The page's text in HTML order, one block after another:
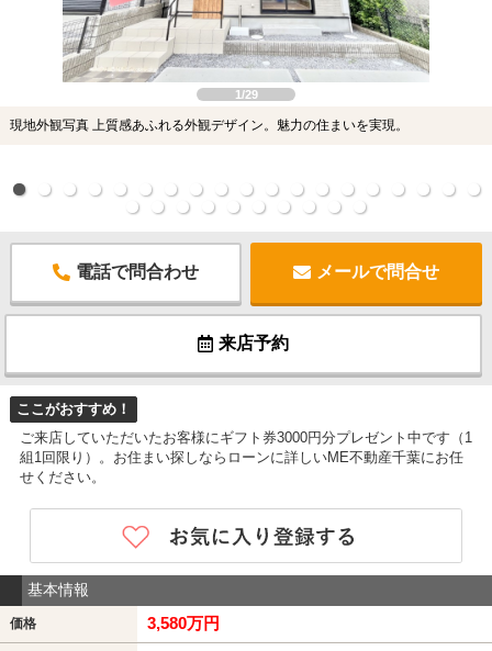
1/29
現地外観写真 上質感あふれる外観デザイン。魅力の住まいを実現。
電話で問合わせ メールで問合せ
来店予約
ここがおすすめ！
ご来店していただいたお客様にギフト券3000円分プレゼント中です（1
組1回限り）。お住まい探しならローンに詳しいME不動産千葉にお任
せください。
基本情報
価格 3,580万円